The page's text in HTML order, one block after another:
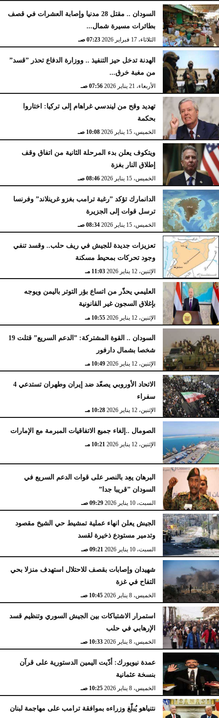
السودان .. مقتل 28 مدنيا وإصابة العشرات في قصف
بطائرات مسيرة شمال...
الثلاثاء، 17 فبراير 2026 07:23 صـ
الهدنة تدخل حيز التنفيذ .. ووزارة الدفاع تحذر ”قسد”
من مغبة خرق...
الأربعاء، 21 يناير 2026 07:56 صـ
تهديد وقح من ليندسي غراهام إلى تركيا: اختاروا
بحكمة
الخميس، 15 يناير 2026 10:08 صـ
ويتكوف يعلن بدء المرحلة الثانية من اتفاق وقف
إطلاق النار بغزة
الخميس، 15 يناير 2026 08:46 صـ
الدانمارك تؤكد ”رغبة ترامب بغزو غرينلاند” وفرنسا
ترسل قوات إلى الجزيرة
الخميس، 15 يناير 2026 08:34 صـ
تعزيزات جديدة للجيش في ريف حلب.. وقسد تنفي
وجود تحركات بمحيط مسكنة
الإثنين، 12 يناير 2026 11:03 مـ
العليمي يحذّر من اتساع بؤر التوتر باليمن ويوجه
بإغلاق السجون غير القانونية
الإثنين، 12 يناير 2026 10:55 مـ
السودان .. القوة المشتركة: ”الدعم السريع” قتلت 19
شخصا بشمال دارفور
الإثنين، 12 يناير 2026 10:49 مـ
الاتحاد الأوروبي يصعّد ضد إيران وطهران تستدعي 4
سفراء
الإثنين، 12 يناير 2026 10:28 مـ
الصومال ..إلغاء جميع الاتفاقيات المبرمة مع الإمارات
الإثنين، 12 يناير 2026 10:21 مـ
البرهان يعِد بالنصر على قوات الدعم السريع في
السودان ”قريبا جدا”
السبت، 10 يناير 2026 09:29 صـ
الجيش يعلن انهاء عملية تمشيط حي الشيخ مقصود
وتدمير مستودع ذخيرة لقسد
السبت، 10 يناير 2026 09:21 صـ
شهيدان وإصابات بقصف للاحتلال استهدف منزلا بحي
التفاح في غزة
الخميس، 8 يناير 2026 10:45 صـ
استمرار الاشتباكات بين الجيش السوري وتنظيم قسد
الإرهابي في حلب
الخميس، 8 يناير 2026 10:33 صـ
عمدة نيويورك: أدّيت اليمين الدستورية على قرآن
بنسخة عثمانية
الخميس، 8 يناير 2026 10:25 صـ
نتنياهو يُبلّغ وزراءه بموافقة ترامب على مهاجمة لبنان